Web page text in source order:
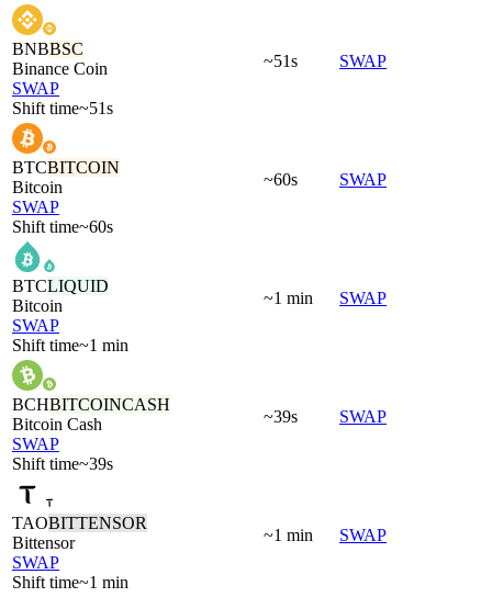
BNBBSC
Binance Coin
SWAP
Shift time~51s
~51s SWAP
BTCBITCOIN
Bitcoin
SWAP
Shift time~60s
~60s SWAP
BTCLIQUID
Bitcoin
SWAP
Shift time~1 min
~1 min SWAP
BCHBITCOINCASH
Bitcoin Cash
SWAP
Shift time~39s
~39s SWAP
TAOBITTENSOR
Bittensor
SWAP
Shift time~1 min
~1 min SWAP